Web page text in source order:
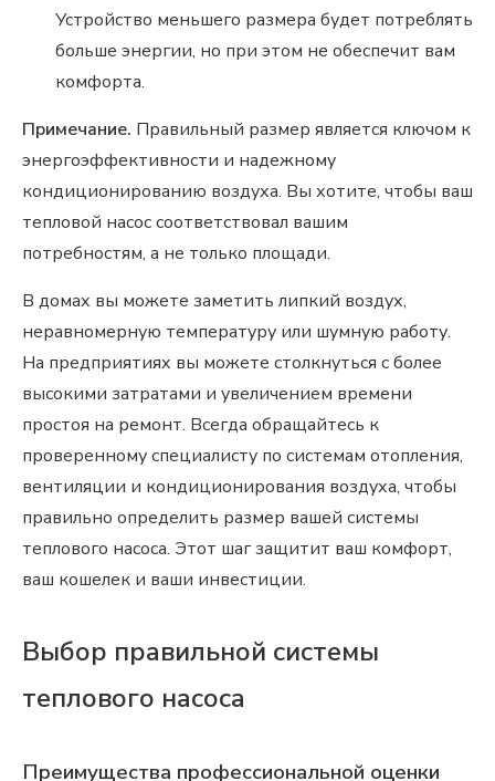
Устройство меньшего размера будет потреблять
больше энергии, но при этом не обеспечит вам
комфорта.
Примечание. Правильный размер является ключом к
энергоэффективности и надежному
кондиционированию воздуха. Вы хотите, чтобы ваш
тепловой насос соответствовал вашим
потребностям, а не только площади.
В домах вы можете заметить липкий воздух,
неравномерную температуру или шумную работу.
На предприятиях вы можете столкнуться с более
высокими затратами и увеличением времени
простоя на ремонт. Всегда обращайтесь к
проверенному специалисту по системам отопления,
вентиляции и кондиционирования воздуха, чтобы
правильно определить размер вашей системы
теплового насоса. Этот шаг защитит ваш комфорт,
ваш кошелек и ваши инвестиции.
Выбор правильной системы
теплового насоса
Преимущества профессиональной оценки